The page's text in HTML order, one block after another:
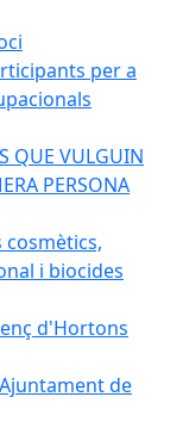
per a
QUE VULGUIN
PERSONA
i biocides
d'Hortons
de